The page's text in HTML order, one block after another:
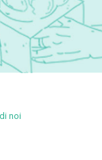
noi